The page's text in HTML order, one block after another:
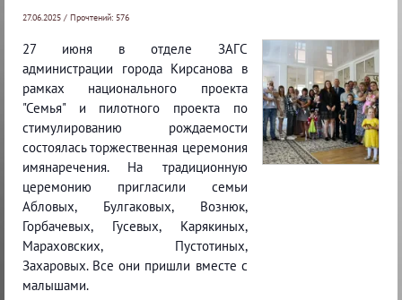
27.06.2025 / Прочтений: 576
27 июня в отделе ЗАГС
администрации города Кирсанова в
рамках национального проекта
"Семья" и пилотного проекта по
стимулированию рождаемости
состоялась торжественная церемония
имянаречения. На традиционную
церемонию пригласили семьи
Абловых, Булгаковых, Вознюк,
Горбачевых, Гусевых, Карякиных,
Мараховских, Пустотиных,
Захаровых. Все они пришли вместе с
малышами.